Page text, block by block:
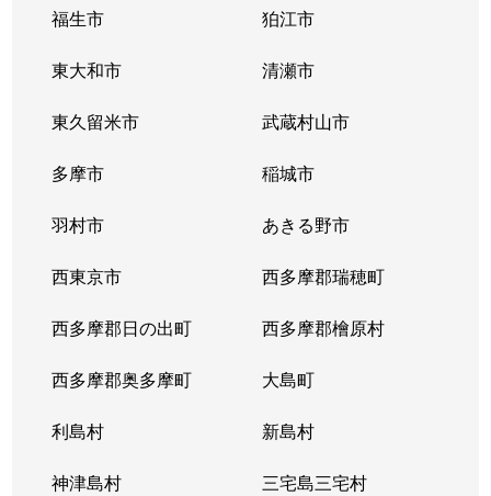
福生市 狛江市
東大和市 清瀬市
東久留米市 武蔵村山市
多摩市 稲城市
羽村市 あきる野市
西東京市 西多摩郡瑞穂町
西多摩郡日の出町 西多摩郡檜原村
西多摩郡奥多摩町 大島町
利島村 新島村
神津島村 三宅島三宅村